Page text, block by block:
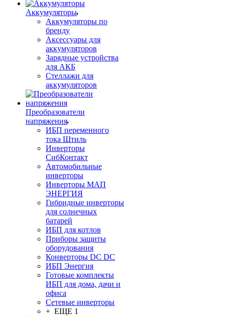
Аккумуляторы
Аккумуляторы по
бренду
Аксессуары для
аккумуляторов
Зарядные устройства
для АКБ
Стеллажи для
аккумуляторов
Преобразователи
напряжения
ИБП переменного
тока Штиль
Инверторы
СибКонтакт
Автомобильные
инверторы
Инверторы МАП
ЭНЕРГИЯ
Гибридные инверторы
для солнечных
батарей
ИБП для котлов
Приборы защиты
оборудования
Конверторы DC DC
ИБП Энергия
Готовые комплекты
ИБП для дома, дачи и
офиса
Сетевые инверторы
+ ЕЩЕ 1